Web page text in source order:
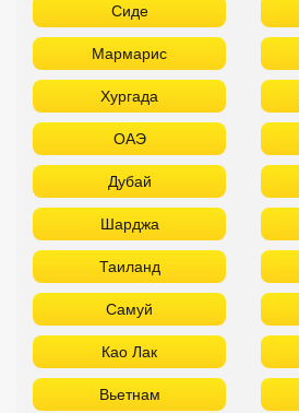
Сиде
Мармарис
Хургада
ОАЭ
Дубай
Шарджа
Таиланд
Самуй
Као Лак
Вьетнам